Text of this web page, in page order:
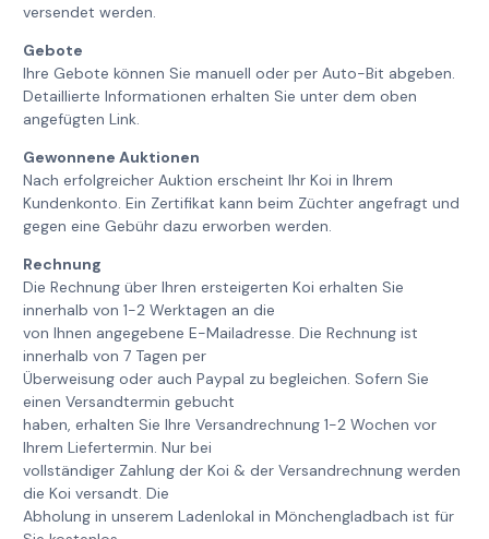
versendet werden.
Gebote
Ihre Gebote können Sie manuell oder per Auto-Bit abgeben.
Detaillierte Informationen erhalten Sie unter dem oben
angefügten Link.
Gewonnene Auktionen
Nach erfolgreicher Auktion erscheint Ihr Koi in Ihrem
Kundenkonto. Ein Zertifikat kann beim Züchter angefragt und
gegen eine Gebühr dazu erworben werden.
Rechnung
Die Rechnung über Ihren ersteigerten Koi erhalten Sie
innerhalb von 1-2 Werktagen an die
von Ihnen angegebene E-Mailadresse. Die Rechnung ist
innerhalb von 7 Tagen per
Überweisung oder auch Paypal zu begleichen. Sofern Sie
einen Versandtermin gebucht
haben, erhalten Sie Ihre Versandrechnung 1-2 Wochen vor
Ihrem Liefertermin. Nur bei
vollständiger Zahlung der Koi & der Versandrechnung werden
die Koi versandt. Die
Abholung in unserem Ladenlokal in Mönchengladbach ist für